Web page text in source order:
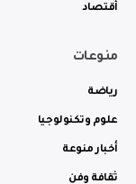
أقتصاد
منوعات
رياضة
علوم وتكنولوجيا
أخبار منوعة
ثقافة وفن